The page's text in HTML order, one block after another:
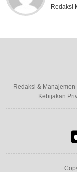
Redaksi
Redaksi & Manajemen
Kebijakan